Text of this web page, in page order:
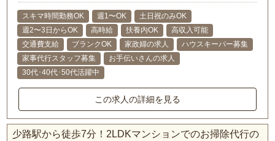
スキマ時間勤務OK 週1〜OK
土日祝のみOK
週2〜3日からOK
高時給 扶養内OK
高収入可能
交通費支給
ブランクOK 家政婦の求人
ハウスキーパー募集
家事代行スタッフ募集
お手伝いさんの求人
30代･40代･50代活躍中
この求人の詳細を見る
少路駅から徒歩7分！2LDKマンションでのお掃除代行の